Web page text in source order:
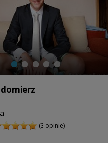
(3 opinie)